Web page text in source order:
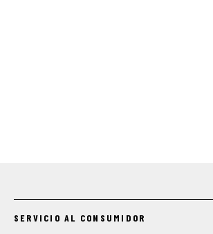
SERVICIO AL CONSUMIDOR